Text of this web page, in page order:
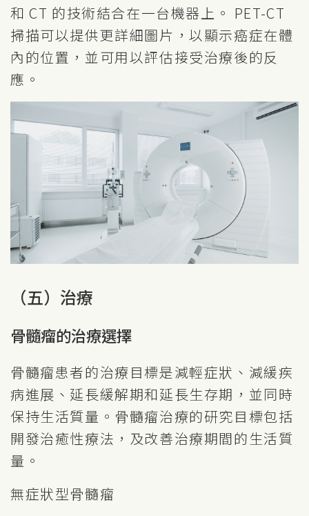
和 CT 的技術結合在一台機器上。 PET-CT
掃描可以提供更詳細圖片，以顯示癌症在體
內的位置，並可用以評估接受治療後的反
應。
（五）治療
骨髓瘤的治療選擇
骨髓瘤患者的治療目標是減輕症狀、減緩疾
病進展、延長緩解期和延長生存期，並同時
保持生活質量。骨髓瘤治療的研究目標包括
開發治癒性療法，及改善治療期間的生活質
量。
無症狀型骨髓瘤